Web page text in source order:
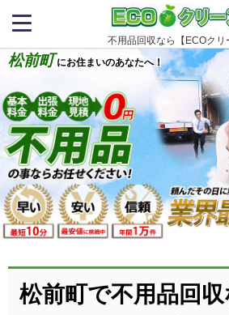
不用品回収なら【ECOクリ
松前町 にお住まいのあなたへ！
松前町で不用品回